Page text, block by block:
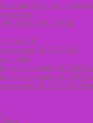
серия (Счастье для
волосами
СОСТАВЫ
волосами BED HEAD
линия
для стайлинга BED
для стайлинга BED
волосами BED HEAD
Med